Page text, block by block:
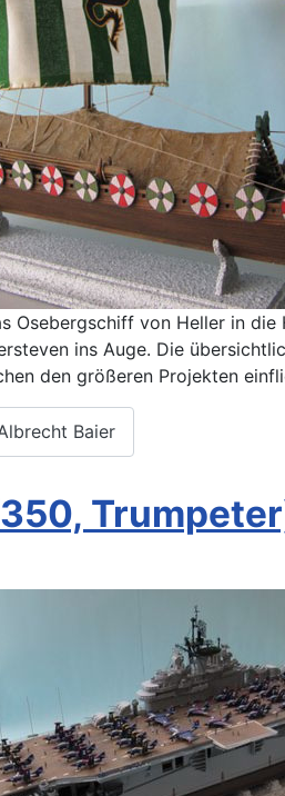
von Heller in
ins Auge. Die
den größeren Projekten
Baier